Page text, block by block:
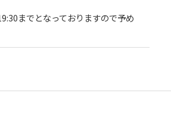
までとなっておりますので予め